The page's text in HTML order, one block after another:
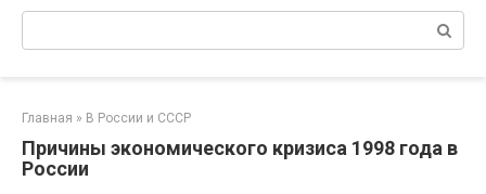
Поиск:
Главная » В России и СССР
Причины экономического кризиса 1998 года в
России